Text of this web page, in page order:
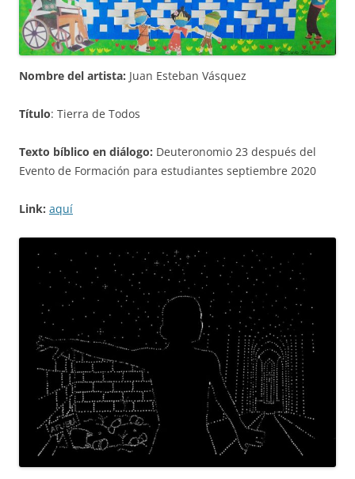
Nombre del artista: Juan Esteban Vásquez
Título: Tierra de Todos
Texto bíblico en diálogo: Deuteronomio 23 después del
Evento de Formación para estudiantes septiembre 2020
Link: aquí